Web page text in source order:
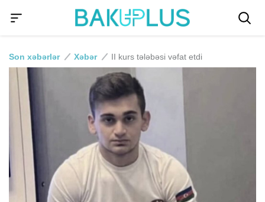
Son xəbərlər Xəbər II kurs tələbəsi vəfat etdi